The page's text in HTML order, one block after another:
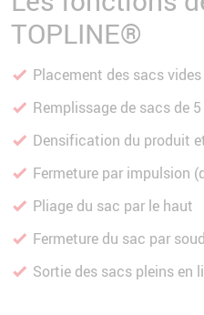
TOPLINE®
Placement des sacs vides
Remplissage de sacs de
Densification du produit
Fermeture par impulsion
Pliage du sac par le haut
Fermeture du sac par
Sortie des sacs pleins en